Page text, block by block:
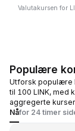
Valutakursen for
Populære
Utforsk populære
til 100 LINK, med
aggregerte
Nåfor 24 timer